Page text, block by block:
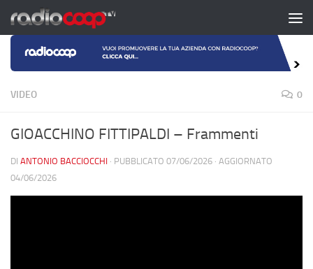
Salta al contenuto
VIDEO 0
GIOACCHINO FITTIPALDI – Frammenti
DI ANTONIO BACCIOCCHI · PUBBLICATO 07/06/2026 · AGGIORNATO
04/06/2026